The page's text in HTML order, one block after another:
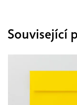
Související